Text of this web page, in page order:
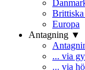
Brittiska
Europa
Antagning ▼
... via
... via